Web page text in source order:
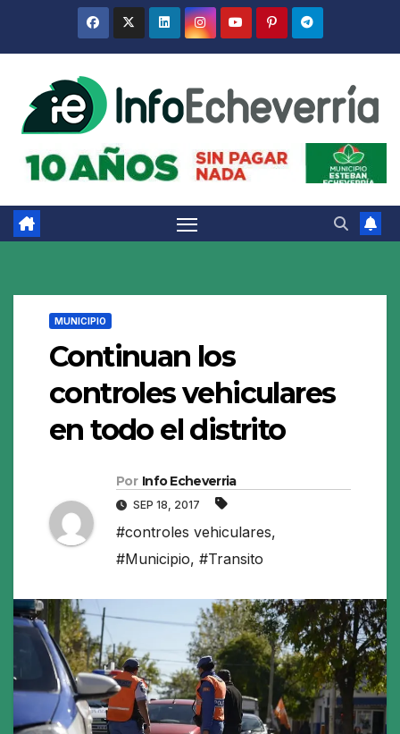
MUNICIPIO
Continuan los
controles vehiculares
en todo el distrito
Por Info Echeverria
SEP 18, 2017
#controles vehiculares,
#Municipio, #Transito